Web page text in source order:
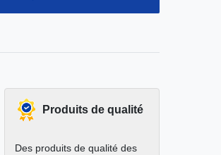
Produits de qualité
Des produits de qualité des